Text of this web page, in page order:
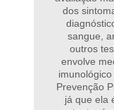
dos
sangue,
outros
envolve
Prevenção
já que ela